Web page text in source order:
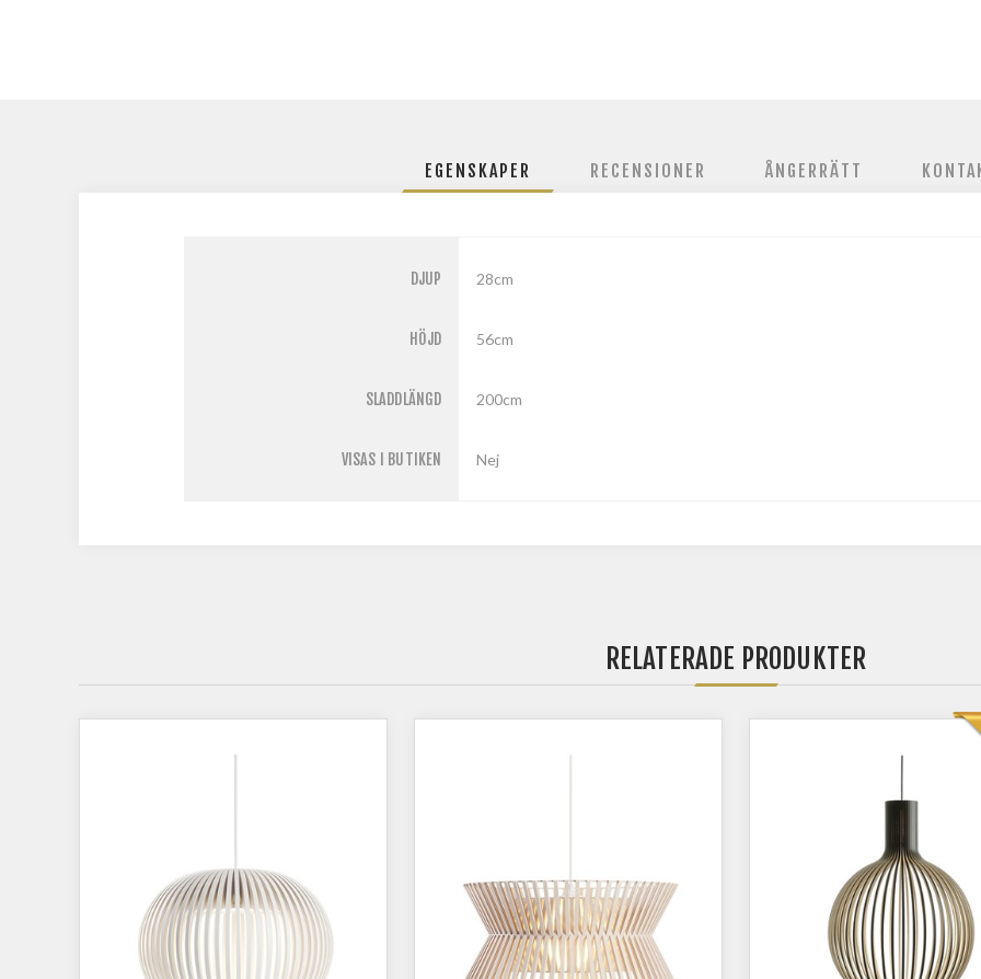
EGENSKAPER RECENSIONER ÅNGERRÄTT
DJUP 28cm
HÖJD 56cm
SLADDLÄNGD 200cm
VISAS I BUTIKEN Nej
RELATERADE PRODUKTER